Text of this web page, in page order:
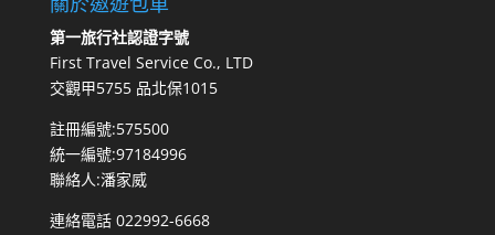
第一旅行社認證字號
First Travel Service Co., LTD
交觀甲5755 品北保1015
註冊編號:575500
統一編號:97184996
聯絡人:潘家威
連絡電話 022992-6668